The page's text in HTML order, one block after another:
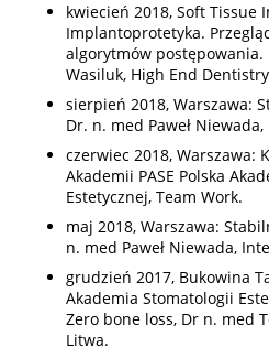
kwiecień 2018, Soft Tissue
Implantoprotetyka.
algorytmów postępowania.
Wasiluk, High End Dentistry
sierpień 2018, Warszawa:
Dr. n. med Paweł
czerwiec 2018, Warszawa:
Akademii PASE Polska
Estetycznej, Team Work.
maj 2018, Warszawa:
n. med Paweł Niewada,
grudzień 2017, Bukowina
Akademia Stomatologii
Zero bone loss, Dr n. med
Litwa.